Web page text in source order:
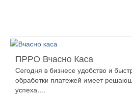
ПРРО Вчасно Каса
Сегодня в бизнесе удобство и
обработки платежей имеет
успеха....